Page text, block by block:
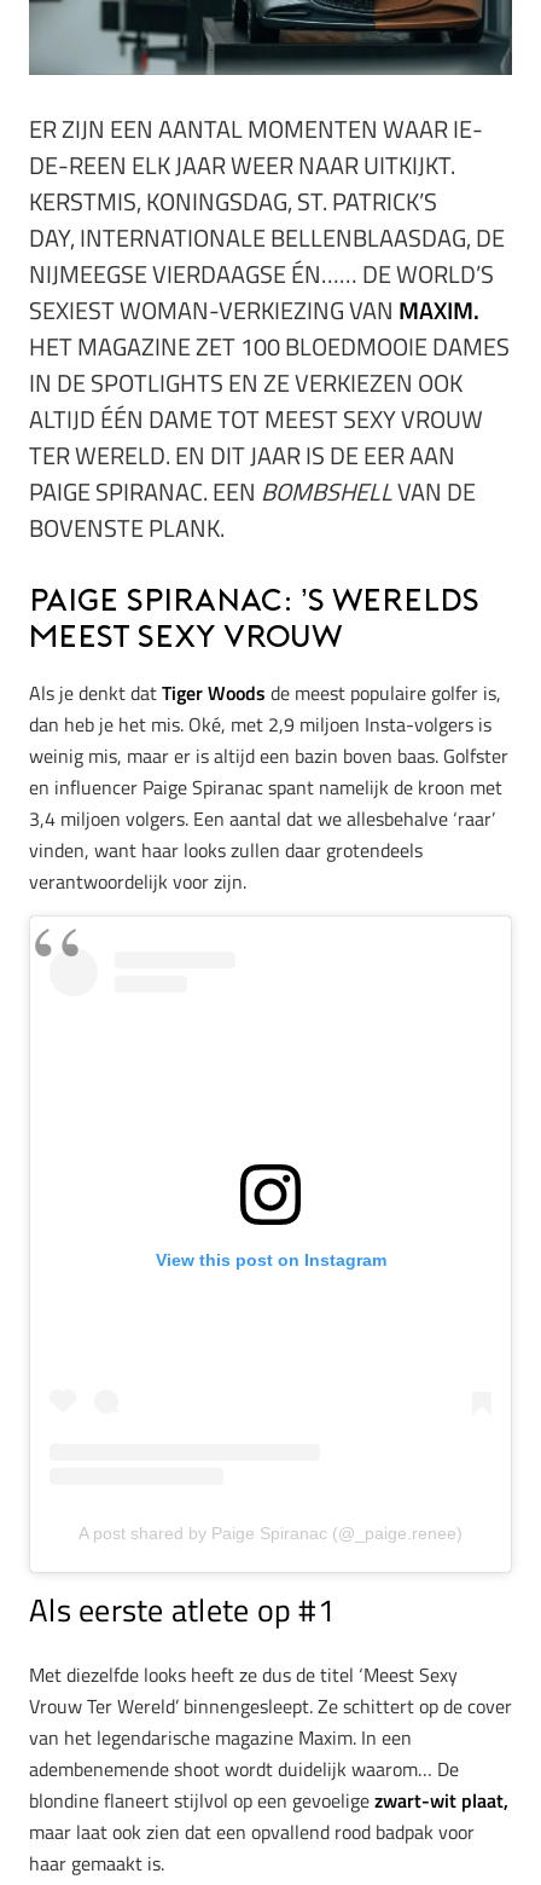
ER ZIJN EEN AANTAL MOMENTEN WAAR IE-
DE-REEN ELK JAAR WEER NAAR UITKIJKT.
KERSTMIS, KONINGSDAG, ST. PATRICK’S
DAY, INTERNATIONALE BELLENBLAASDAG, DE
NIJMEEGSE VIERDAAGSE ÉN…… DE WORLD’S
SEXIEST WOMAN-VERKIEZING VAN MAXIM.
HET MAGAZINE ZET 100 BLOEDMOOIE DAMES
IN DE SPOTLIGHTS EN ZE VERKIEZEN OOK
ALTIJD ÉÉN DAME TOT MEEST SEXY VROUW
TER WERELD. EN DIT JAAR IS DE EER AAN
PAIGE SPIRANAC. EEN BOMBSHELLVAN DE
BOVENSTE PLANK.
Paige Spiranac: ’s werelds
meest sexy vrouw
Als je denkt datTiger Woods de meest populaire golfer is,
dan heb je het mis. Oké, met 2,9 miljoen Insta-volgers is
weinig mis, maar er is altijd een bazin boven baas. Golfster
en influencer Paige Spiranac spant namelijk de kroon met
3,4 miljoen volgers. Een aantal dat we allesbehalve ‘raar’
vinden, want haar looks zullen daar grotendeels
verantwoordelijk voor zijn.
View this post on Instagram
A post shared by Paige Spiranac (@_paige.renee)
Als eerste atlete op #1
Met diezelfde looks heeft ze dus de titel ‘Meest Sexy
Vrouw Ter Wereld’ binnengesleept. Ze schittert op de cover
van het legendarische magazine Maxim. In een
adembenemende shoot wordt duidelijk waarom… De
blondine flaneert stijlvol op een gevoeligezwart-wit plaat,
maar laat ook zien dat een opvallend rood badpak voor
haar gemaakt is.